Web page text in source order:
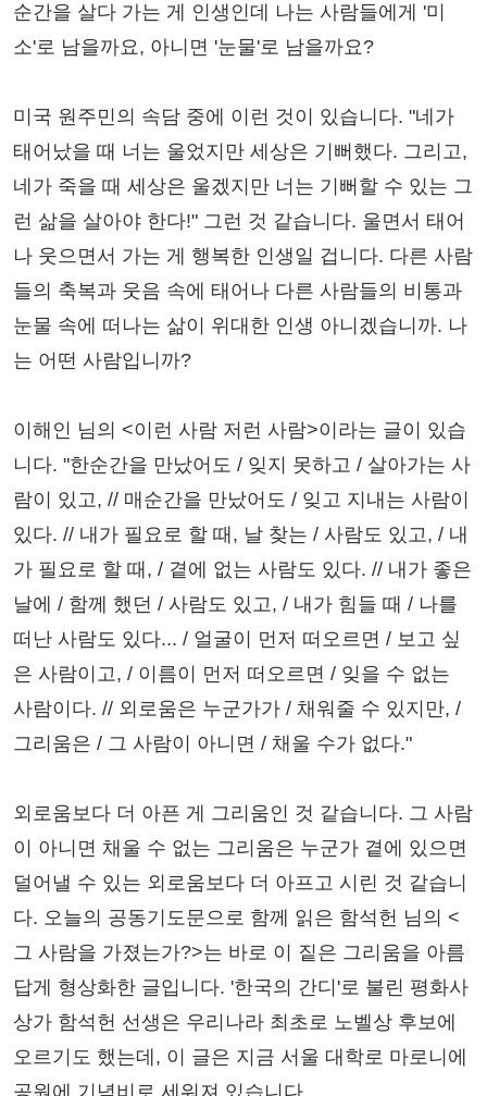
순간을 살다 가는 게 인생인데 나는 사람들에게 '미
소'로 남을까요, 아니면 '눈물'로 남을까요?
미국 원주민의 속담 중에 이런 것이 있습니다. "네가
태어났을 때 너는 울었지만 세상은 기뻐했다. 그리고,
네가 죽을 때 세상은 울겠지만 너는 기뻐할 수 있는 그
런 삶을 살아야 한다!" 그런 것 같습니다. 울면서 태어
나 웃으면서 가는 게 행복한 인생일 겁니다. 다른 사람
들의 축복과 웃음 속에 태어나 다른 사람들의 비통과
눈물 속에 떠나는 삶이 위대한 인생 아니겠습니까. 나
는 어떤 사람입니까?
이해인 님의 <이런 사람 저런 사람>이라는 글이 있습
니다. "한순간을 만났어도 / 잊지 못하고 / 살아가는 사
람이 있고, // 매순간을 만났어도 / 잊고 지내는 사람이
있다. // 내가 필요로 할 때, 날 찾는 / 사람도 있고, / 내
가 필요로 할 때, / 곁에 없는 사람도 있다. // 내가 좋은
날에 / 함께 했던 / 사람도 있고, / 내가 힘들 때 / 나를
떠난 사람도 있다... / 얼굴이 먼저 떠오르면 / 보고 싶
은 사람이고, / 이름이 먼저 떠오르면 / 잊을 수 없는
사람이다. // 외로움은 누군가가 / 채워줄 수 있지만, /
그리움은 / 그 사람이 아니면 / 채울 수가 없다."
외로움보다 더 아픈 게 그리움인 것 같습니다. 그 사람
이 아니면 채울 수 없는 그리움은 누군가 곁에 있으면
덜어낼 수 있는 외로움보다 더 아프고 시린 것 같습니
다. 오늘의 공동기도문으로 함께 읽은 함석헌 님의 <
그 사람을 가졌는가?>는 바로 이 짙은 그리움을 아름
답게 형상화한 글입니다. '한국의 간디'로 불린 평화사
상가 함석헌 선생은 우리나라 최초로 노벨상 후보에
오르기도 했는데, 이 글은 지금 서울 대학로 마로니에